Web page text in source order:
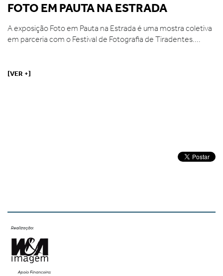
FOTO EM PAUTA NA ESTRADA
A exposição Foto em Pauta na Estrada é uma mostra coletiva
em parceria com o Festival de Fotografia de Tiradentes....
[VER +]